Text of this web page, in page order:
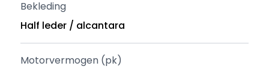
Bekleding
Half leder / alcantara
Motorvermogen (pk)